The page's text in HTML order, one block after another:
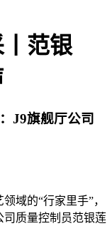
范银
J9旗舰厅公司
域的“行家里手”，
质量控制员范银莲